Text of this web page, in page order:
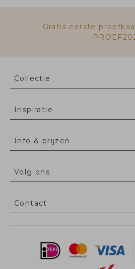
Gratis eerste
Collectie
Inspiratie
Info & prijzen
Volg ons
Contact